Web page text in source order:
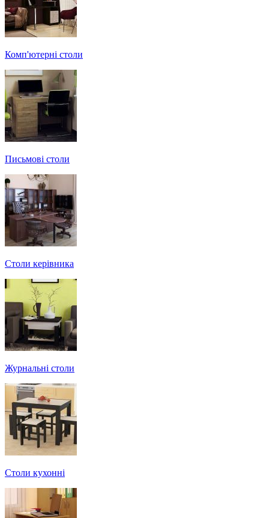
Комп'ютерні столи
Письмові столи
Столи керівника
Журнальні столи
Столи кухонні